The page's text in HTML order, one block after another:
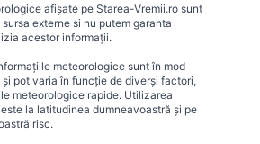
afișate pe Starea-Vremii.ro sunt
externe si nu putem garanta
acestor informații.
meteorologice sunt în mod
pot varia în funcție de diverși factori,
meteorologice rapide. Utilizarea
la latitudinea dumneavoastră și pe
risc.